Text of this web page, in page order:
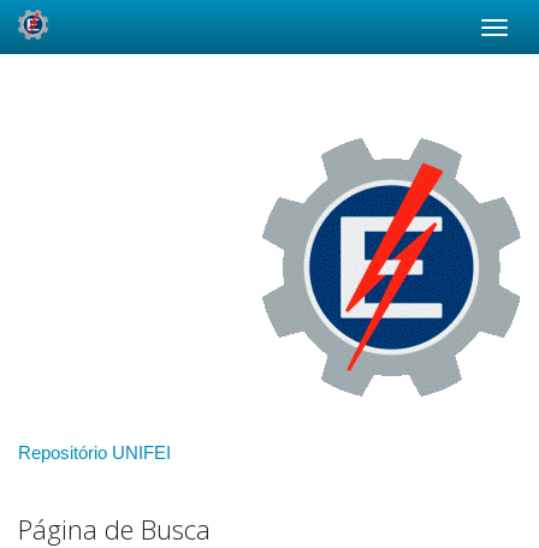
Repositório UNIFEI
Página de Busca